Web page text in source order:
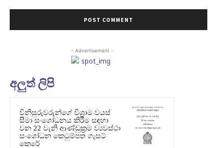
- Advertisement -
අලුත් ලිපි
විනිසුරුවරුන්ගේ විශ්‍රාම වයස්
සීමා සංශෝධනය කිරීම සඳහා
වන 22 වැනි ආණ්ඩුක්‍රම ව්‍යවස්ථා
සංශෝධන කෙටුම්පත ගැසට්
කෙරේ